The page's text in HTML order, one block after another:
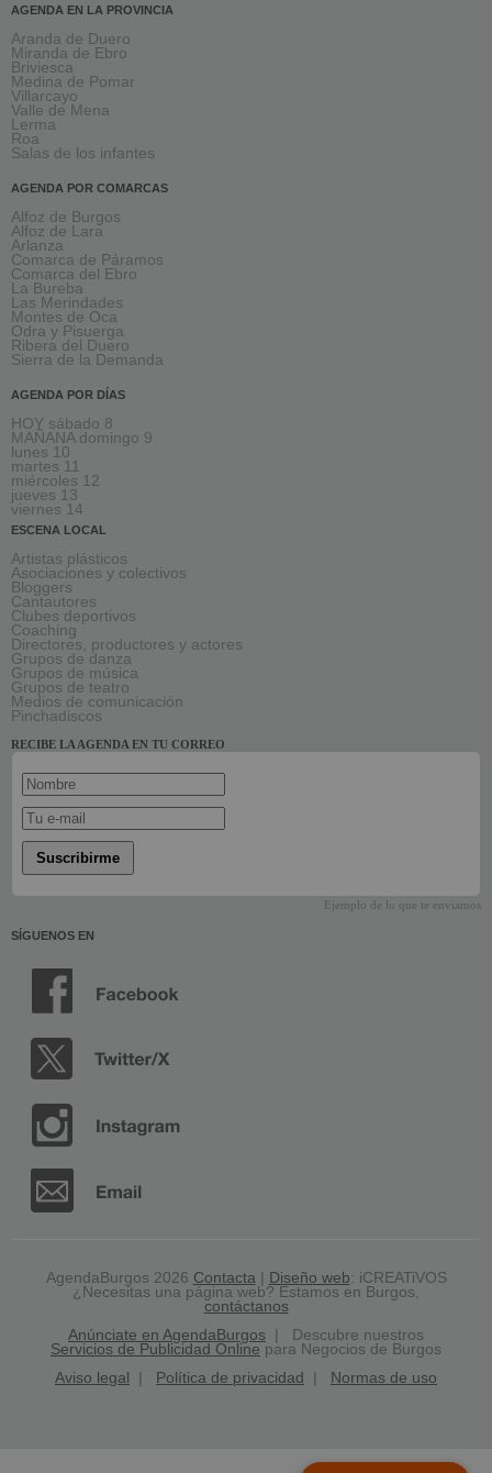
AGENDA EN LA PROVINCIA
Aranda de Duero
Miranda de Ebro
Briviesca
Medina de Pomar
Villarcayo
Valle de Mena
Lerma
Roa
Salas de los infantes
AGENDA POR COMARCAS
Alfoz de Burgos
Alfoz de Lara
Arlanza
Comarca de Páramos
Comarca del Ebro
La Bureba
Las Merindades
Montes de Oca
Odra y Pisuerga
Ribera del Duero
Sierra de la Demanda
AGENDA POR DÍAS
HOY sábado 8
MAÑANA domingo 9
lunes 10
martes 11
miércoles 12
jueves 13
viernes 14
ESCENA LOCAL
Artistas plásticos
Asociaciones y colectivos
Bloggers
Cantautores
Clubes deportivos
Coaching
Directores, productores y actores
Grupos de danza
Grupos de música
Grupos de teatro
Medios de comunicación
Pinchadiscos
RECIBE LA AGENDA EN TU CORREO
Suscribirme
Ejemplo de lo que te enviamos
SÍGUENOS EN
AgendaBurgos 2026 Contacta| Diseño web: iCREATiVOS
¿Necesitas una página web? Estamos en Burgos,
contáctanos
Anúnciate en AgendaBurgos | Descubre nuestros
Servicios de Publicidad Online para Negocios de Burgos
Aviso legal
Política de privacidad Normas de uso